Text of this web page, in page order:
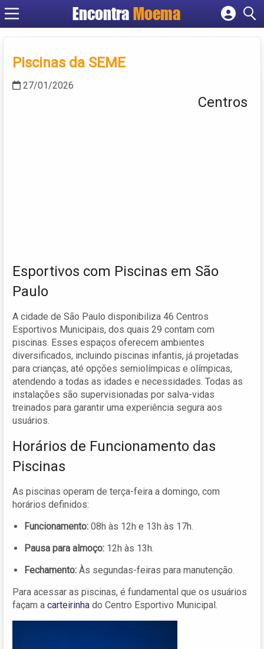
Encontra Moema
Criar conta
Piscinas da SEME
27/01/2026
Centros
Esportivos com Piscinas em São
Paulo
A cidade de São Paulo disponibiliza 46 Centros
Esportivos Municipais, dos quais 29 contam com
piscinas. Esses espaços oferecem ambientes
diversificados, incluindo piscinas infantis, já projetadas
para crianças, até opções semiolímpicas e olímpicas,
atendendo a todas as idades e necessidades. Todas as
instalações são supervisionadas por salva-vidas
treinados para garantir uma experiência segura aos
usuários.
Horários de Funcionamento das
Piscinas
As piscinas operam de terça-feira a domingo, com
horários definidos:
Funcionamento: 08h às 12h e 13h às 17h.
Pausa para almoço: 12h às 13h.
Fechamento: Às segundas-feiras para manutenção.
Para acessar as piscinas, é fundamental que os usuários
façam a carteirinha do Centro Esportivo Municipal.